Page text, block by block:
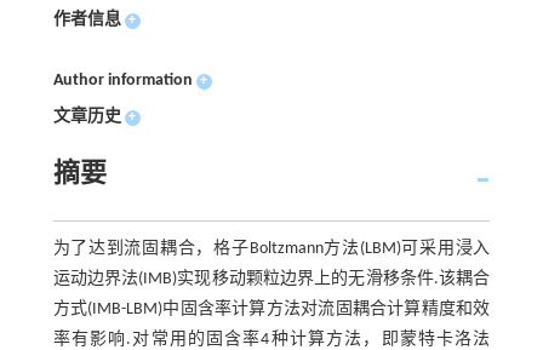
作者信息 +
Author information +
文章历史 +
摘要
为了达到流固耦合，格子Boltzmann方法(LBM)可采用浸入
运动边界法(IMB)实现移动颗粒边界上的无滑移条件.该耦合
方式(IMB-LBM)中固含率计算方法对流固耦合计算精度和效
率有影响.对常用的固含率4种计算方法，即蒙特卡洛法